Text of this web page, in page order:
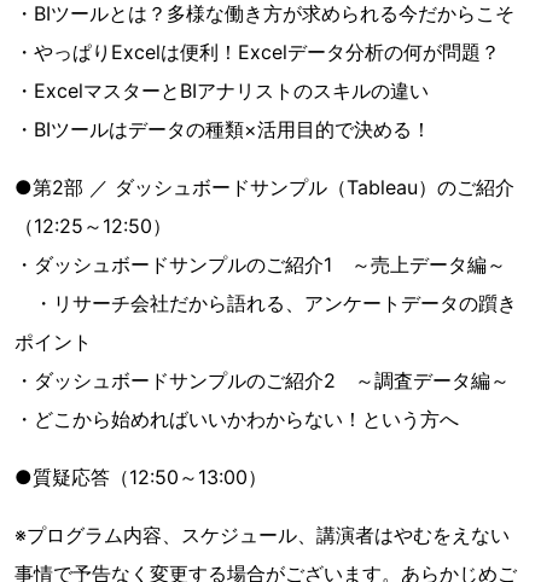
・BIツールとは？多様な働き方が求められる今だからこそ
・やっぱりExcelは便利！Excelデータ分析の何が問題？
・ExcelマスターとBIアナリストのスキルの違い
・BIツールはデータの種類×活用目的で決める！
●第2部 ／ ダッシュボードサンプル（Tableau）のご紹介
（12:25～12:50）
・ダッシュボードサンプルのご紹介1 ～売上データ編～
・リサーチ会社だから語れる、アンケートデータの躓き
ポイント
・ダッシュボードサンプルのご紹介2 ～調査データ編～
・どこから始めればいいかわからない！という方へ
●質疑応答（12:50～13:00）
※プログラム内容、スケジュール、講演者はやむをえない
事情で予告なく変更する場合がございます。あらかじめご